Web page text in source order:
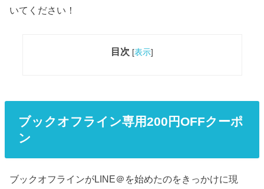
いてください！
目次 [表示]
ブックオフライン専用200円OFFクーポ
ン
ブックオフラインがLINE＠を始めたのをきっかけに現